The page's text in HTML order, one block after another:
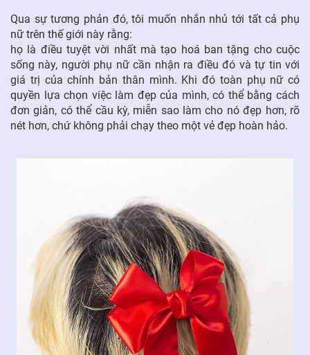
Qua sự tương phản đó, tôi muốn nhắn nhủ tới tất cả phụ
nữ trên thế giới này rằng:
họ là điều tuyệt vời nhất mà tạo hoá ban tặng cho cuộc
sống này, người phụ nữ cần nhận ra điều đó và tự tin với
giá trị của chính bản thân mình. Khi đó toàn phụ nữ có
quyền lựa chọn việc làm đẹp của mình, có thể bằng cách
đơn giản, có thể cầu kỳ, miễn sao làm cho nó đẹp hơn, rõ
nét hơn, chứ không phải chạy theo một vẻ đẹp hoàn hảo.